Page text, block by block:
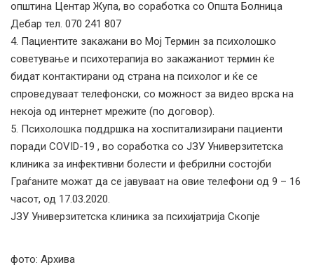
општина Центар Жупа, во соработка со Општа Болница
Дебар тел. 070 241 807
4. Пациентите закажани во Мој Термин за психолошко
советување и психотерапија во закажаниот термин ќе
бидат контактирани од страна на психолог и ќе се
спроведуваат телефонски, со можност за видео врска на
некоја од интернет мрежите (по договор).
5. Психолошка поддршка на хоспитализирани пациенти
поради COVID-19 , во соработка со ЈЗУ Универзитетска
клиника за инфективни болести и фебрилни состојби
Граѓаните можат да се јавуваат на овие телефони од 9 – 16
часот, од 17.03.2020.
ЈЗУ Универзитетска клиника за психијатрија Скопје
фото: Архива